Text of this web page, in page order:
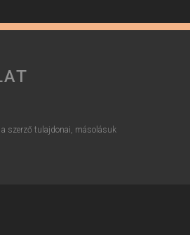
a szerző tulajdonai, másolásuk